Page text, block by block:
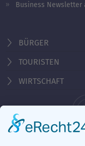
Business Newsletter
BÜRGER
TOURISTEN
WIRTSCHAFT
Behördennummer 115